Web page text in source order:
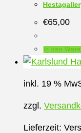
€65,00
In den
inkl. 19 %
zzgl.
Lieferzeit: